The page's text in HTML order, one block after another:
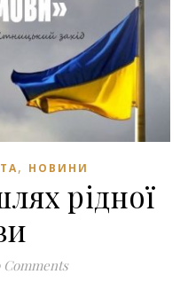
, НОВИНИ
рідної
Comments